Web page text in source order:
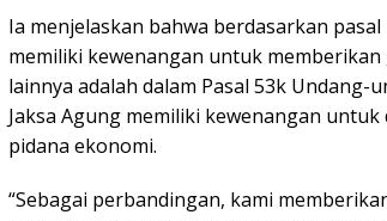
Ia menjelaskan bahwa berdasarkan
memiliki kewenangan untuk
lainnya adalah dalam Pasal 53k
Jaksa Agung memiliki kewenangan
pidana ekonomi.
“Sebagai perbandingan, kami